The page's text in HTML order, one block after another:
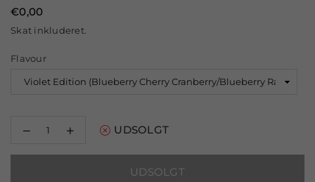
Normal
pris
€0,00
Skat inkluderet.
Flavour
Reducer
for
Øg
for
UDSOLGT
UDSOLGT